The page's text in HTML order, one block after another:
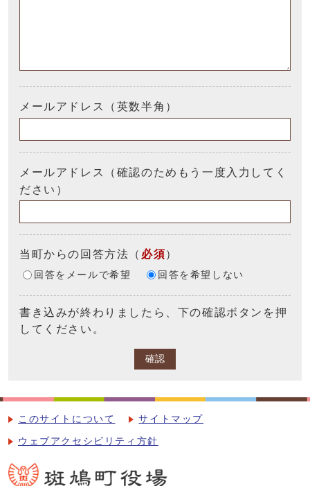
メールアドレス（英数半角）
メールアドレス（確認のためもう一度入力してく
ださい）
当町からの回答方法 （ 必須）
回答をメールで希望 回答を希望しない
書き込みが終わりましたら、下の確認ボタンを押
してください。
確認
このサイトについて サイトマップ
ウェブアクセシビリティ方針